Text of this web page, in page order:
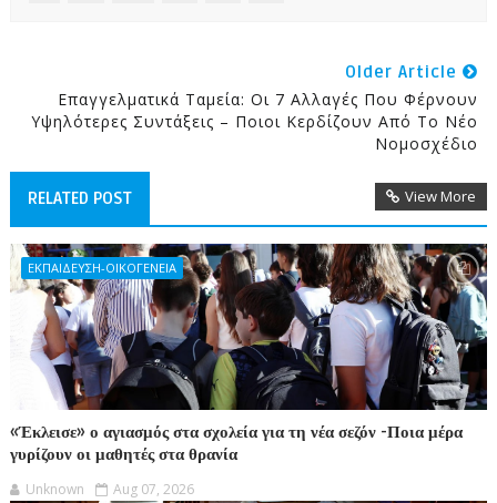
Older Article
Επαγγελματικά Ταμεία: Οι 7 Αλλαγές Που Φέρνουν
Υψηλότερες Συντάξεις – Ποιοι Κερδίζουν Από Το Νέο
Νομοσχέδιο
RELATED POST View More
ΕΚΠΑΙΔΕΥΣΗ-ΟΙΚΟΓΕΝΕΙΑ
«Έκλεισε» ο αγιασμός στα σχολεία για τη νέα σεζόν -Ποια μέρα
γυρίζουν οι μαθητές στα θρανία
Unknown Aug 07, 2026